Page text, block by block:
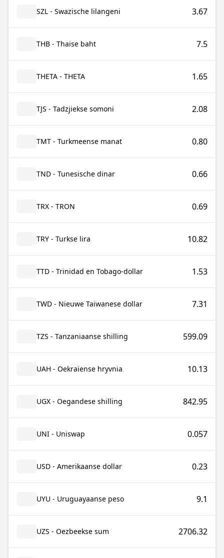
SZL - Swazische lilangeni 3.67
THB - Thaise baht 7.5
THETA - THETA 1.65
TJS - Tadzjiekse somoni 2.08
TMT - Turkmeense manat 0.80
TND - Tunesische dinar 0.66
TRX - TRON 0.69
TRY - Turkse lira 10.82
TTD - Trinidad en Tobago-dollar 1.53
TWD - Nieuwe Taiwanese dollar 7.31
TZS - Tanzaniaanse shilling 599.09
UAH - Oekraïense hryvnia 10.13
UGX - Oegandese shilling 842.95
UNI - Uniswap 0.057
USD - Amerikaanse dollar 0.23
UYU - Uruguayaanse peso 9.1
UZS - Oezbeekse sum 2706.32